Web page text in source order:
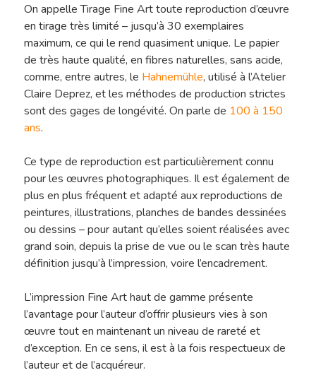
On appelle Tirage Fine Art toute reproduction d’œuvre
en tirage très limité – jusqu’à 30 exemplaires
maximum, ce qui le rend quasiment unique. Le papier
de très haute qualité, en fibres naturelles, sans acide,
comme, entre autres, le Hahnemühle, utilisé à l’Atelier
Claire Deprez, et les méthodes de production strictes
sont des gages de longévité. On parle de 100 à 150
ans.
Ce type de reproduction est particulièrement connu
pour les œuvres photographiques. Il est également de
plus en plus fréquent et adapté aux reproductions de
peintures, illustrations, planches de bandes dessinées
ou dessins – pour autant qu’elles soient réalisées avec
grand soin, depuis la prise de vue ou le scan très haute
définition jusqu’à l’impression, voire l’encadrement.
L’impression Fine Art haut de gamme présente
l’avantage pour l’auteur d’offrir plusieurs vies à son
œuvre tout en maintenant un niveau de rareté et
d’exception. En ce sens, il est à la fois respectueux de
l’auteur et de l’acquéreur.